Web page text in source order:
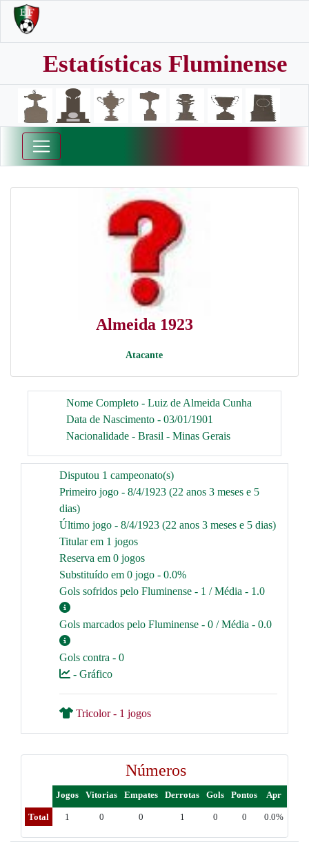
Estatísticas Fluminense
Almeida 1923
Atacante
Nome Completo - Luiz de Almeida Cunha
Data de Nascimento - 03/01/1901
Nacionalidade - Brasil - Minas Gerais
Disputou 1 campeonato(s)
Primeiro jogo - 8/4/1923 (22 anos 3 meses e 5
dias)
Último jogo - 8/4/1923 (22 anos 3 meses e 5 dias)
Titular em 1 jogos
Reserva em 0 jogos
Substituído em 0 jogo - 0.0%
Gols sofridos pelo Fluminense - 1 / Média - 1.0
Gols marcados pelo Fluminense - 0 / Média - 0.0
Gols contra - 0
- Gráfico
Tricolor - 1 jogos
Números
Jogos Vitorias Empates Derrotas Gols Pontos Apr
Total 1 0 0 1 0 0 0.0%